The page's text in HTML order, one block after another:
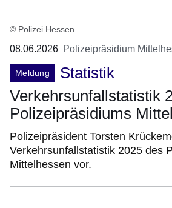
© Polizei Hessen
08.06.2026 Polizeipräsidium
Meldung
Statistik
Verkehrsunfallstatistik
Polizeipräsidiums
Polizeipräsident Torsten
Verkehrsunfallstatistik 2025 des
Mittelhessen vor.